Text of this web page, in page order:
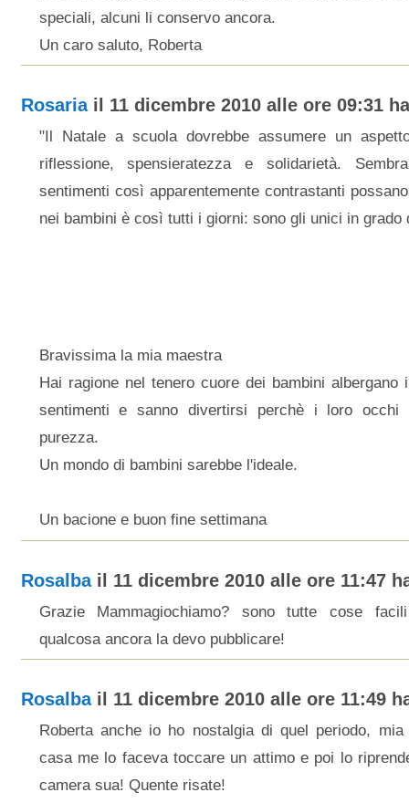
speciali, alcuni li conservo ancora.
Un caro saluto, Roberta
Rosariail 11 dicembre 2010 alle ore 09:31
"Il Natale a scuola dovrebbe assumere un
riflessione, spensieratezza e solidarietà.
sentimenti così apparentemente contrastanti
nei bambini è così tutti i giorni: sono gli unici in grado
Bravissima la mia maestra
Hai ragione nel tenero cuore dei bambini
sentimenti e sanno divertirsi perchè i loro occhi
purezza.
Un mondo di bambini sarebbe l'ideale.
Un bacione e buon fine settimana
Rosalbail 11 dicembre 2010 alle ore 11:47
Grazie Mammagiochiamo? sono tutte cose
qualcosa ancora la devo pubblicare!
Rosalbail 11 dicembre 2010 alle ore 11:49
Roberta anche io ho nostalgia di quel periodo,
casa me lo faceva toccare un attimo e poi lo
camera sua! Quente risate!